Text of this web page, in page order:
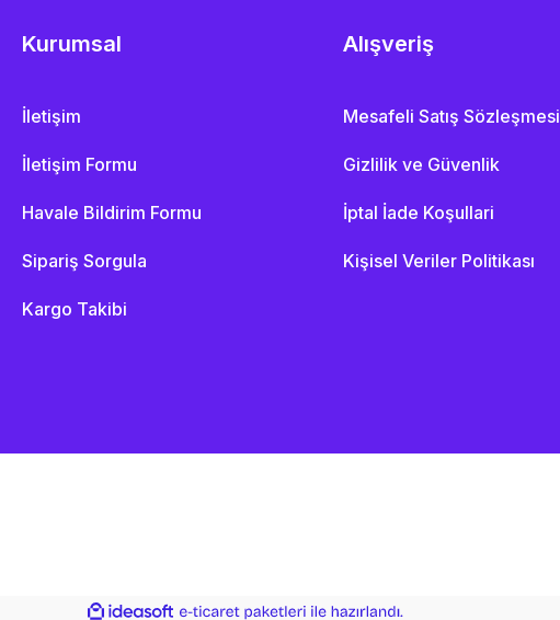
Kurumsal
İletişim
İletişim Formu
Havale Bildirim Formu
Sipariş Sorgula
Kargo Takibi
Alışveriş
Mesafeli Satış Sözleşmesi
Gizlilik ve Güvenlik
İptal İade Koşullari
Kişisel Veriler Politikası
ideasoft e-